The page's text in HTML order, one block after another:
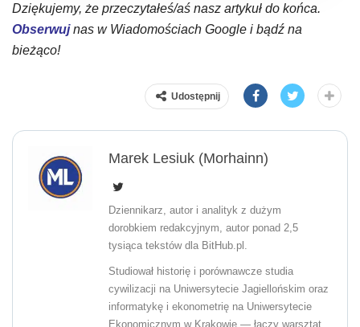
Dziękujemy, że przeczytałeś/aś nasz artykuł do końca.
Obserwujnas w Wiadomościach Google i bądź na
bieżąco!
Udostępnij
Marek Lesiuk (Morhainn)
Dziennikarz, autor i analityk z dużym
dorobkiem redakcyjnym, autor ponad 2,5
tysiąca tekstów dla BitHub.pl.
Studiował historię i porównawcze studia
cywilizacji na Uniwersytecie Jagiellońskim oraz
informatykę i ekonometrię na Uniwersytecie
Ekonomicznym w Krakowie — łączy warsztat